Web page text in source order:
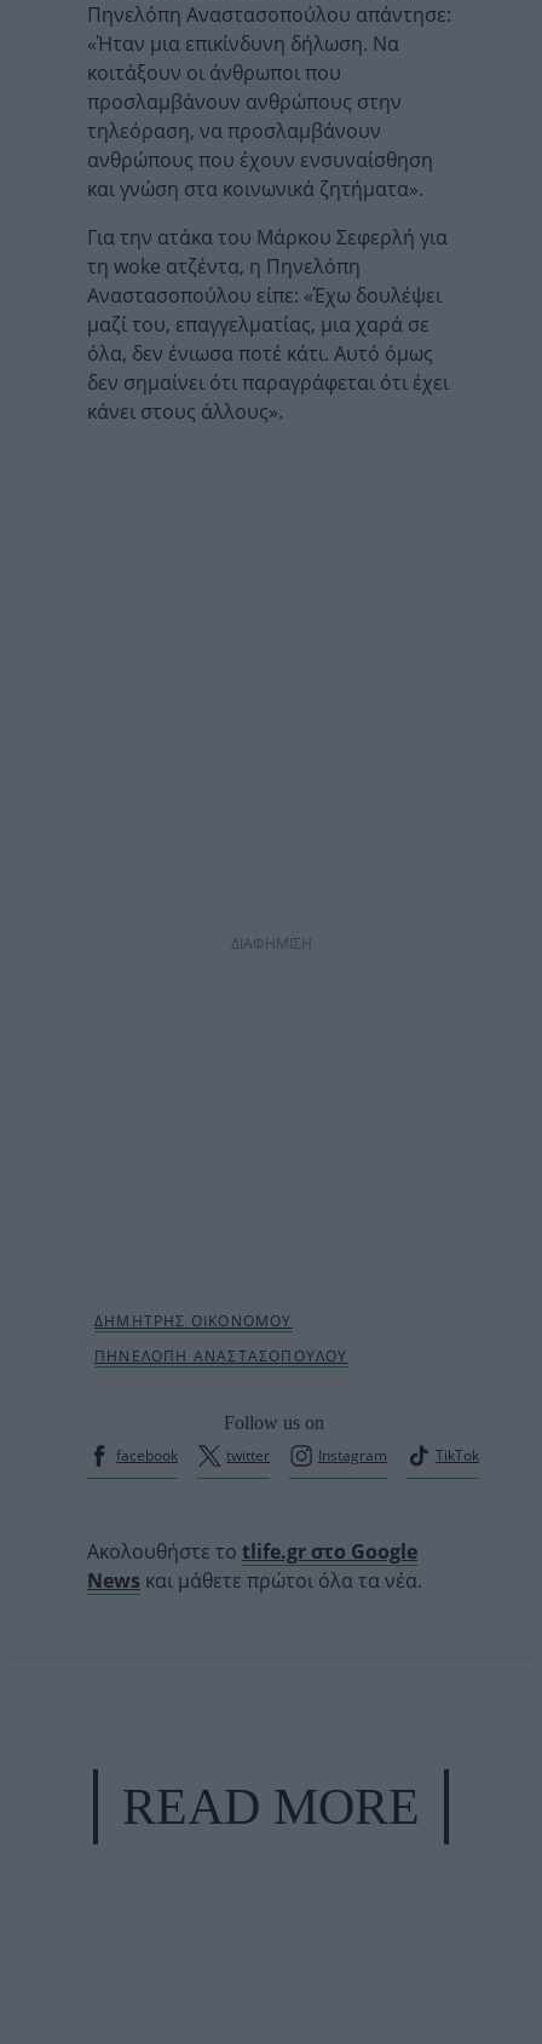
Πηνελόπη Αναστασοπούλου απάντησε:
«Ήταν μια επικίνδυνη δήλωση. Να
κοιτάξουν οι άνθρωποι που
προσλαμβάνουν ανθρώπους στην
τηλεόραση, να προσλαμβάνουν
ανθρώπους που έχουν ενσυναίσθηση
και γνώση στα κοινωνικά ζητήματα».
Για την ατάκα του Μάρκου Σεφερλή για
τη woke ατζέντα, η Πηνελόπη
Αναστασοπούλου είπε: «Έχω δουλέψει
μαζί του, επαγγελματίας, μια χαρά σε
όλα, δεν ένιωσα ποτέ κάτι. Αυτό όμως
δεν σημαίνει ότι παραγράφεται ότι έχει
κάνει στους άλλους».
ΔΙΑΦΗΜΙΣΗ
Follow us on
facebook
twitter Instagram TikTok
Ακολουθήστε το tlife.gr στο Google
News και μάθετε πρώτοι όλα τα νέα.
READ MORE